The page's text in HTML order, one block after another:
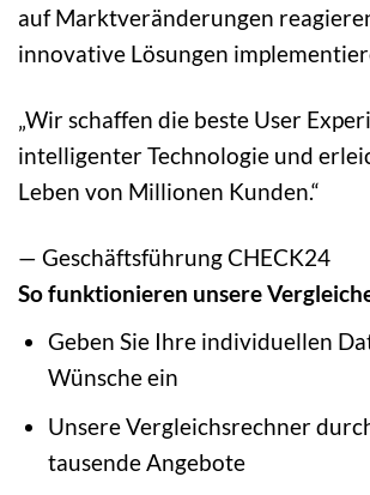
auf Marktveränderungen
innovative Lösungen
„Wir schaffen die beste User
intelligenter Technologie und
Leben von Millionen Kunden.“
— Geschäftsführung CHECK24
So funktionieren unsere
Geben Sie Ihre individuellen
Wünsche ein
Unsere Vergleichsrechner
tausende Angebote